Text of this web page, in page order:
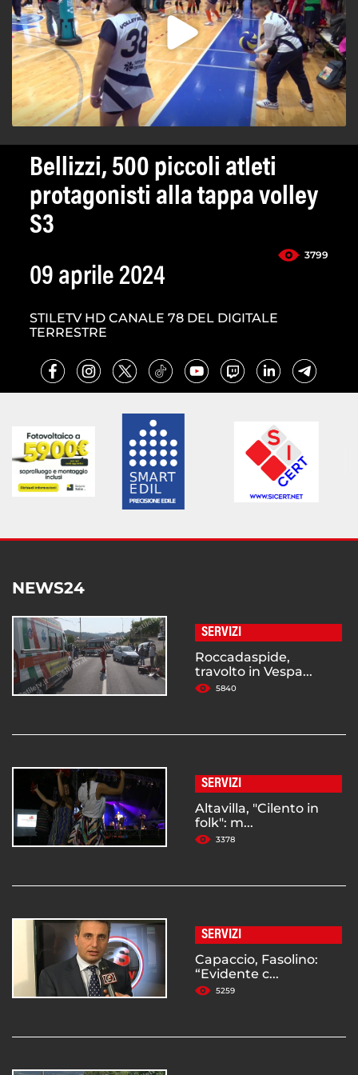
Bellizzi, 500 piccoli atleti
protagonisti alla tappa volley
S3
3799
09 aprile 2024
STILETV HD CANALE 78 DEL DIGITALE
TERRESTRE
NEWS24
SERVIZI
Roccadaspide,
travolto in Vespa...
5840
SERVIZI
Altavilla, "Cilento in
folk": m...
3378
SERVIZI
Capaccio, Fasolino:
“Evidente c...
5259